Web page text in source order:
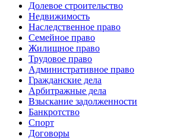
Долевое строительство
Недвижимость
Наследственное право
Семейное право
Жилищное право
Трудовое право
Административное право
Гражданские дела
Арбитражные дела
Взыскание задолженности
Банкротство
Спорт
Договоры